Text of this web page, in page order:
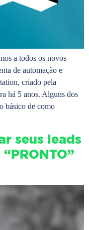
a todos os novos
de automação e
criado pela
há 5 anos. Alguns dos
básico de como
seus leads